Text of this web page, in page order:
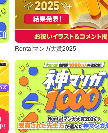
Renta!マンガ大賞2025